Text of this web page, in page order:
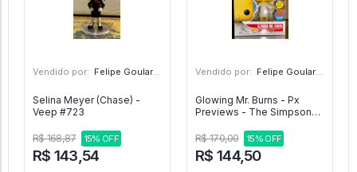
Vendido por: Felipe Goulart - SP
Selina Meyer (Chase) -
Veep #723
R$ 168,87 15% OFF
R$ 143,54
Vendido por: Felipe Goulart - SP
Glowing Mr. Burns - Px
Previews - The Simpsons
R$ 170,00
15% OFF
R$ 144,50